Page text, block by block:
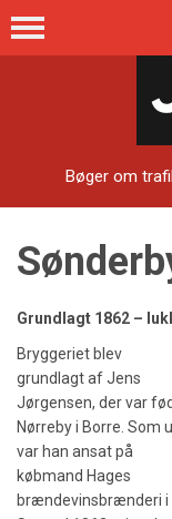
Bøger om
Grundlagt 1862 –
Bryggeriet blev
grundlagt af Jens
Jørgensen, der var
Nørreby i Borre. Som
var han ansat på
købmand Hages
brændevinsbrænderi i